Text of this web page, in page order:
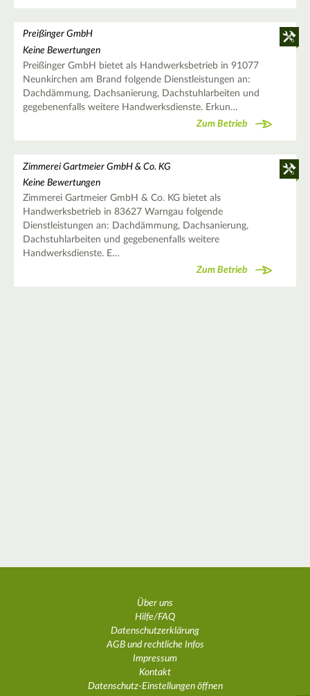
Preißinger GmbH
Keine Bewertungen
Preißinger GmbH bietet als Handwerksbetrieb in 91077
Neunkirchen am Brand folgende Dienstleistungen an:
Dachdämmung, Dachsanierung, Dachstuhlarbeiten und
gegebenenfalls weitere Handwerksdienste. Erkun…
Zum Betrieb
Zimmerei Gartmeier GmbH & Co. KG
Keine Bewertungen
Zimmerei Gartmeier GmbH & Co. KG bietet als
Handwerksbetrieb in 83627 Warngau folgende
Dienstleistungen an: Dachdämmung, Dachsanierung,
Dachstuhlarbeiten und gegebenenfalls weitere
Handwerksdienste. E…
Zum Betrieb
Über uns
Hilfe/FAQ
Datenschutzerklärung
AGB und rechtliche Infos
Impressum
Kontakt
Datenschutz-Einstellungen öffnen